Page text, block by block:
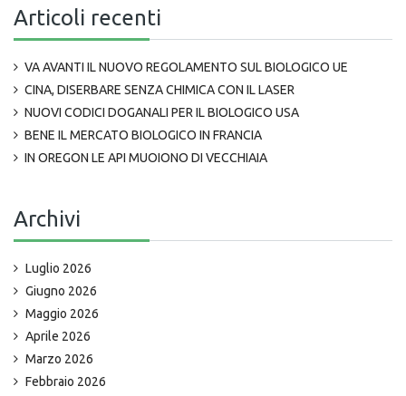
Articoli recenti
VA AVANTI IL NUOVO REGOLAMENTO SUL BIOLOGICO UE
CINA, DISERBARE SENZA CHIMICA CON IL LASER
NUOVI CODICI DOGANALI PER IL BIOLOGICO USA
BENE IL MERCATO BIOLOGICO IN FRANCIA
IN OREGON LE API MUOIONO DI VECCHIAIA
Archivi
Luglio 2026
Giugno 2026
Maggio 2026
Aprile 2026
Marzo 2026
Febbraio 2026